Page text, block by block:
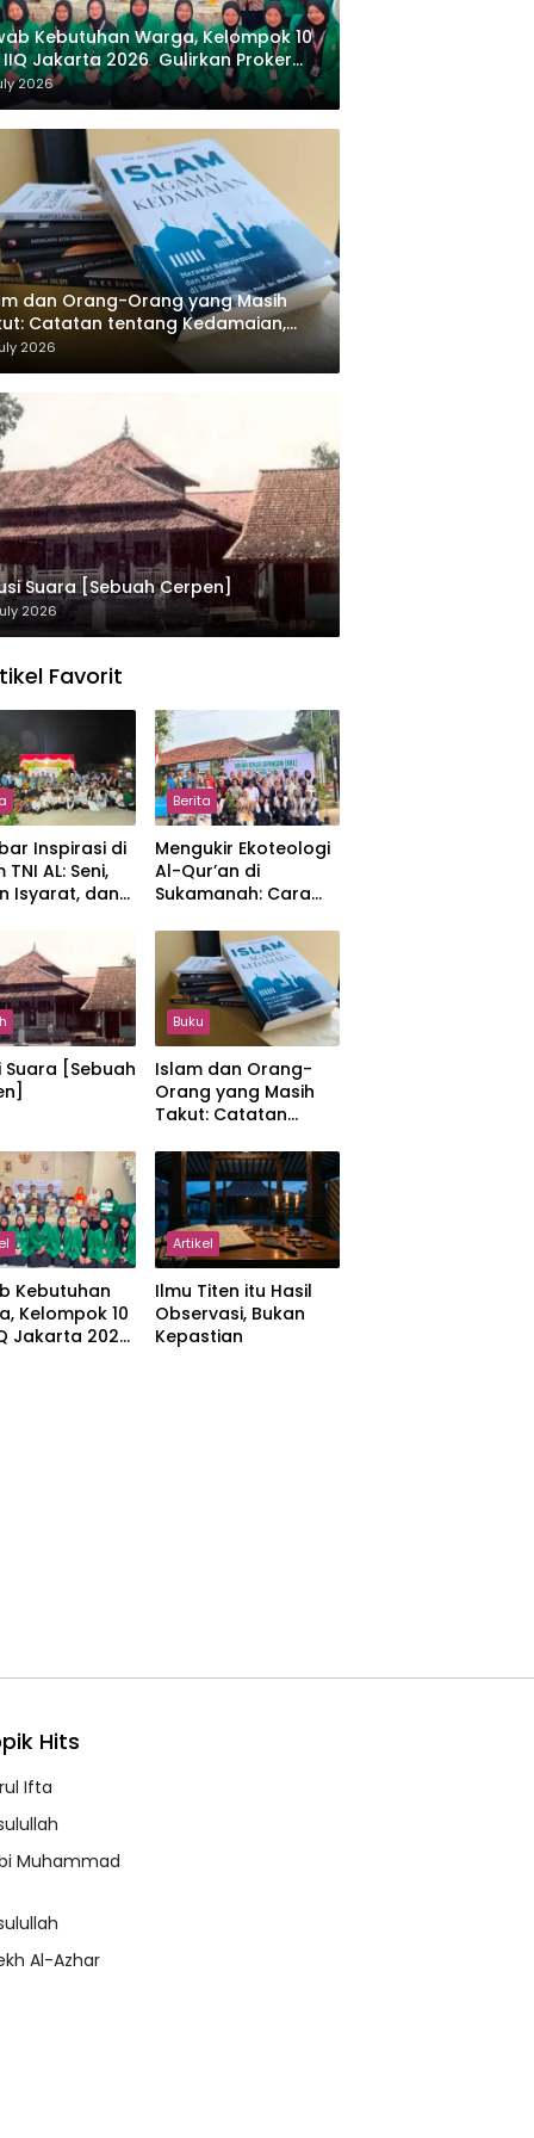
Kebutuhan Warga, Kelompok 10
IIQ Jakarta 2026 Gulirkan Proker
Al-Qur’an di Sukamanah
2026
dan Orang-Orang yang Masih
Catatan tentang Kedamaian,
dan Negara dalam
Masykuri Abdillah
2026
Suara [Sebuah Cerpen]
2026
Favorit
Inspirasi di
TNI AL: Seni,
Isyarat, dan
Berita
Mengukir Ekoteologi
Al-Qur’an di
Sukamanah: Cara
Jakarta Menjaga
Bumi Jonggol
Suara [Sebuah
Buku
Islam dan Orang-
Orang yang Masih
Takut: Catatan
Kemajemukan, dan
Negara dalam
Pemikiran Masykuri
Abdillah
Kebutuhan
Kelompok 10
Jakarta 2026
Artikel
Ilmu Titen itu Hasil
Observasi, Bukan
Kepastian
Hits
Ifta
Muhammad
Al-Azhar